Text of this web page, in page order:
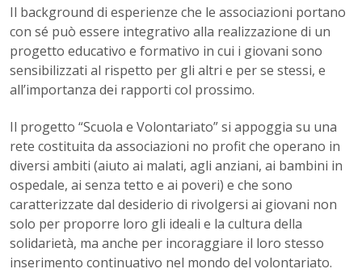
Il background di esperienze che le associazioni portano
con sé può essere integrativo alla realizzazione di un
progetto educativo e formativo in cui i giovani sono
sensibilizzati al rispetto per gli altri e per se stessi, e
all’importanza dei rapporti col prossimo.
Il progetto “Scuola e Volontariato” si appoggia su una
rete costituita da associazioni no profit che operano in
diversi ambiti (aiuto ai malati, agli anziani, ai bambini in
ospedale, ai senza tetto e ai poveri) e che sono
caratterizzate dal desiderio di rivolgersi ai giovani non
solo per proporre loro gli ideali e la cultura della
solidarietà, ma anche per incoraggiare il loro stesso
inserimento continuativo nel mondo del volontariato.